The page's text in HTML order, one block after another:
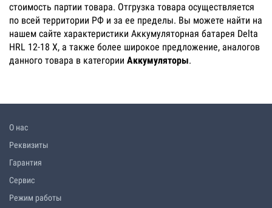
стоимость партии товара. Отгрузка товара осуществляется
по всей территории РФ и за ее пределы. Вы можете найти на
нашем сайте характеристики Аккумуляторная батарея Delta
HRL 12-18 X, а также более широкое предложение, аналогов
данного товара в категории Аккумуляторы.
О нас
Реквизиты
Гарантия
Сервис
Режим работы